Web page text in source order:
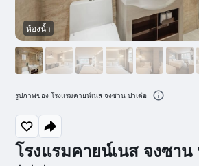
โรงแรมคายน์เนส จงซาน
ห้องน้ำ
รูปภาพของ โรงแรมคายน์เนส จงซาน ปาเต๋อ